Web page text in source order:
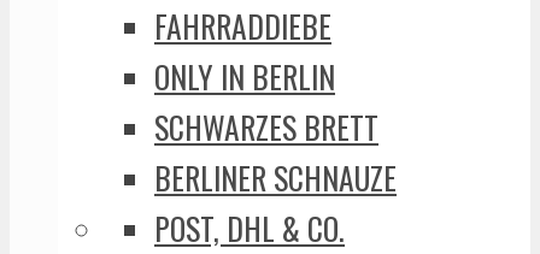
FAHRRADDIEBE
ONLY IN BERLIN
SCHWARZES BRETT
BERLINER SCHNAUZE
POST, DHL & CO.